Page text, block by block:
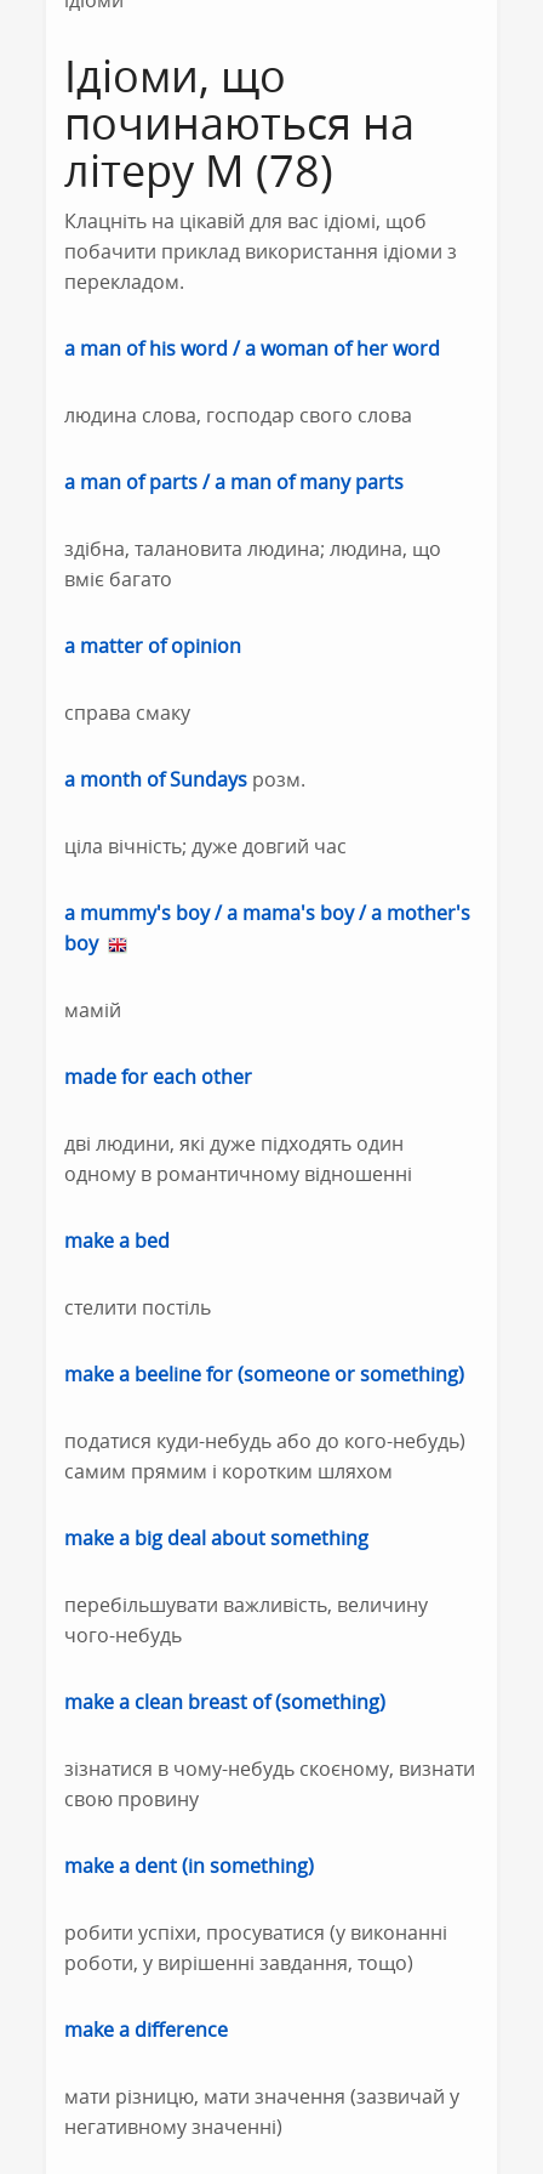
Ідіоми, що
починаються на
літеру M (78)
Клацніть на цікавій для вас ідіомі, щоб
побачити приклад використання ідіоми з
перекладом.
a man of his word / a woman of her word
людина слова, господар свого слова
a man of parts / a man of many parts
здібна, талановита людина; людина, що
вміє багато
a matter of opinion
справа смаку
a month of Sundays розм.
ціла вічність; дуже довгий час
a mummy's boy / a mama's boy / a mother's
boy
мамій
made for each other
дві людини, які дуже підходять один
одному в романтичному відношенні
make a bed
стелити постіль
make a beeline for (someone or something)
податися куди-небудь або до кого-небудь)
самим прямим і коротким шляхом
make a big deal about something
перебільшувати важливість, величину
чого-небудь
make a clean breast of (something)
зізнатися в чому-небудь скоєному, визнати
свою провину
make a dent (in something)
робити успіхи, просуватися (у виконанні
роботи, у вирішенні завдання, тощо)
make a difference
мати різницю, мати значення (зазвичай у
негативному значенні)